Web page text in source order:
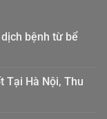
bệnh từ bể
Tại Hà Nội, Thu